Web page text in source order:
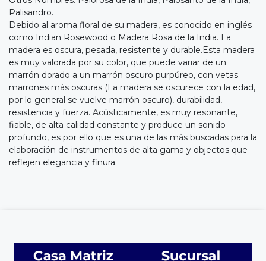
Palisandro.
Debido al aroma floral de su madera, es conocido en inglés
como Indian Rosewood o Madera Rosa de la India. La
madera es oscura, pesada, resistente y durable.Esta madera
es muy valorada por su color, que puede variar de un
marrón dorado a un marrón oscuro purpúreo, con vetas
marrones más oscuras (La madera se oscurece con la edad,
por lo general se vuelve marrón oscuro), durabilidad,
resistencia y fuerza. Acústicamente, es muy resonante,
fiable, de alta calidad constante y produce un sonido
profundo, es por ello que es una de las más buscadas para la
elaboración de instrumentos de alta gama y objectos que
reflejen elegancia y finura.